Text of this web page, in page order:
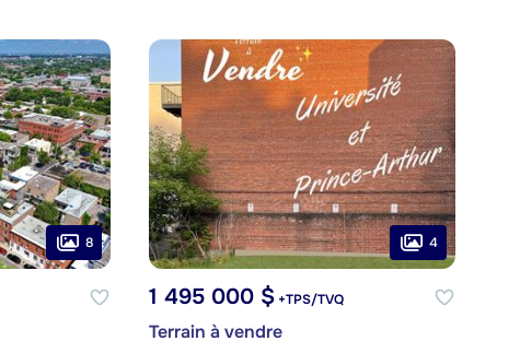
8 4
1 495 000 $+TPS/TVQ
Terrain à vendre